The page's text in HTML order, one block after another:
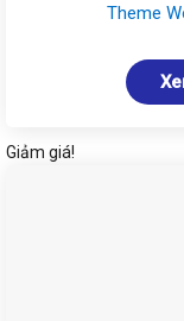
Theme
Giảm giá!